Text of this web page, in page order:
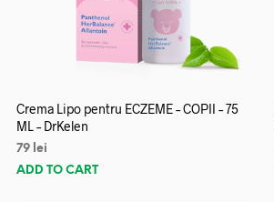
Crema Lipo pentru ECZEME – COPII – 75
ML – DrKelen
79 lei
ADD TO CART